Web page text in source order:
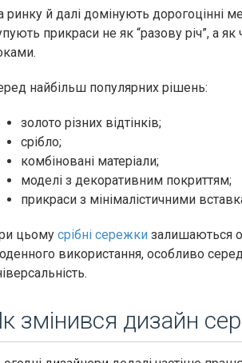
ринку й далі домінують дорогоцінні
прикраси не як “разову річ”, а
найбільш популярних рішень:
золото різних відтінків;
срібло;
комбіновані матеріали;
моделі з декоративним покриттям;
прикраси з мінімалістичними
цьому срібні сережки залишаються
використання, особливо
змінився дизайн